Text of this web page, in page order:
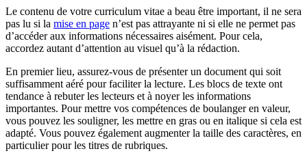
Le contenu de votre curriculum vitae a beau être important, il ne sera
pas lu si la mise en page n’est pas attrayante ni si elle ne permet pas
d’accéder aux informations nécessaires aisément. Pour cela,
accordez autant d’attention au visuel qu’à la rédaction.
En premier lieu, assurez-vous de présenter un document qui soit
suffisamment aéré pour faciliter la lecture. Les blocs de texte ont
tendance à rebuter les lecteurs et à noyer les informations
importantes. Pour mettre vos compétences de boulanger en valeur,
vous pouvez les souligner, les mettre en gras ou en italique si cela est
adapté. Vous pouvez également augmenter la taille des caractères, en
particulier pour les titres de rubriques.